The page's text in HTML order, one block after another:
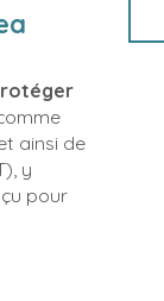
ainsi de
y
pour